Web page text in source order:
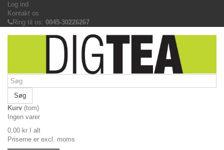
Log ind
Kontakt os
Ring til os: 0045-30226267
Søg
Kurv (tom)
Ingen varer
0,00 kr
I alt
Priserne er excl. moms